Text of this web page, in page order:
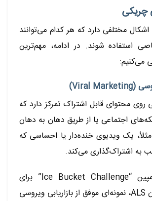
چریکی
اشکال مختلفی دارد که هر کدام می‌توانند
استفاده شوند. در ادامه، مهم‌ترین
می‌کنیم:
روی محتوای قابل اشتراک تمرکز دارد که
اجتماعی یا از طریق دهان به دهان
یک ویدیوی خنده‌دار یا احساسی که
به اشتراک‌گذاری می‌کند.
: کمپین “Ice Bucket Challenge” برای
حمایت از بیماران ALS، نمونه‌ای موفق از بازاریابی ویروسی